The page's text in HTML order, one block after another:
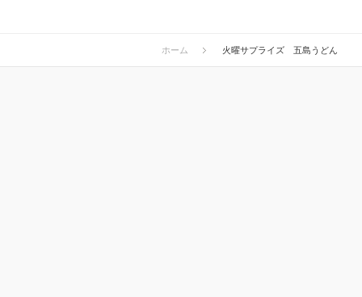
ホーム 火曜サプライズ 五島うどん